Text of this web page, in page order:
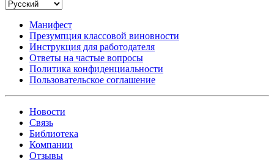
Манифест
Презумпция классовой виновности
Инструкция для работодателя
Ответы на частые вопросы
Политика конфиденциальности
Пользовательское соглашение
Новости
Связь
Библиотека
Компании
Отзывы